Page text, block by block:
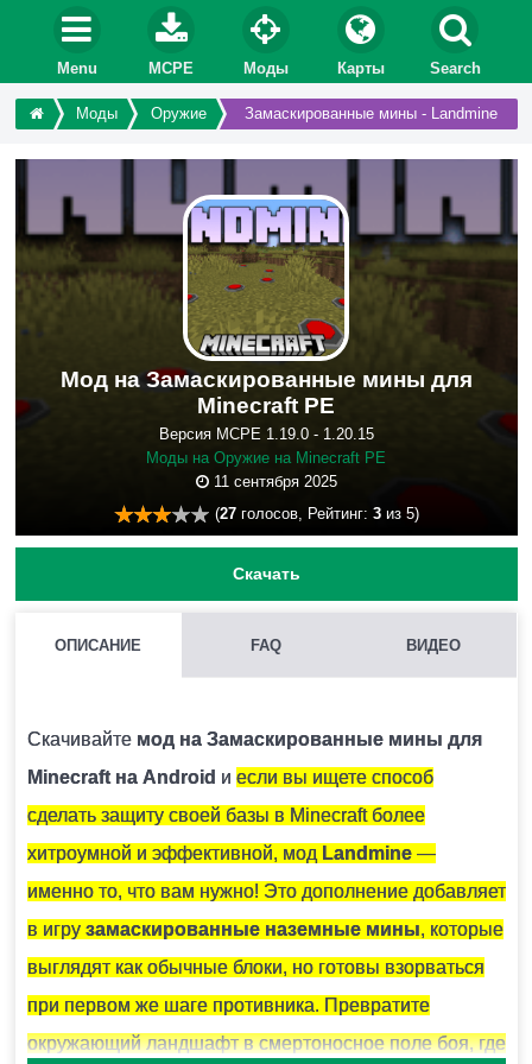
Menu MCPE Моды Карты Search
Моды Оружие Замаскированные мины - Landmine
Мод на Замаскированные мины для
Minecraft PE
Версия MCPE 1.19.0 - 1.20.15
Моды на Оружие на Minecraft PE
11 сентября 2025
(27голосов, Рейтинг: 3из 5)
Скачать
ОПИСАНИЕ FAQ ВИДЕО
Скачивайте мод на Замаскированные мины для
Minecraft на Android и если вы ищете способ
сделать защиту своей базы в Minecraft более
хитроумной и эффективной, мод Landmine—
именно то, что вам нужно! Это дополнение добавляет
в игру замаскированные наземные мины, которые
выглядят как обычные блоки, но готовы взорваться
при первом же шаге противника. Превратите
окружающий ландшафт в смертоносное поле боя, где
Нежелательно, поскольку модификации могут
конфликтовать между собой и вызывать ошибки.
КАК УСТАНОВИТЬ МОД НА LANDMINE: ЗАМАСКИРОВАННЫЕ
МИНЫ?
Для этого нужно скачать файл мода и запустить его.
Модификация установится автоматически.